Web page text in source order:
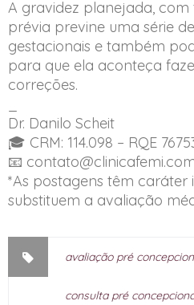
A gravidez planejada,
prévia previne uma série
gestacionais e também
para que ela aconteça
correções.
Dr. Danilo Scheit
🎓 CRM: 114.098 – RQE
📧
*As postagens têm caráter
substituem a avaliação
avaliação pré
consulta pré